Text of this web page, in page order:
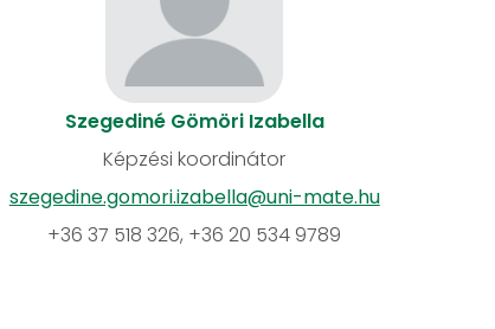
Szegediné Gömöri Izabella
Képzési koordinátor
szegedine.gomori.izabella@uni-mate.hu
+36 37 518 326, +36 20 534 9789